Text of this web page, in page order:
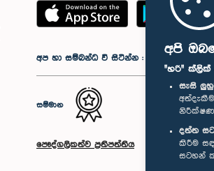
අපි
"හරි" ක්ලික්
සැසි
දත්ත
කිරීම
සටහන්
අප හා සම්බන්ධ වී සිටින්න :
සම්මාන
පෞද්ගලිකත්ව ප්‍රතිපත්තිය